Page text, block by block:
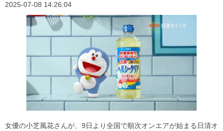
2025-07-08 14:26:04
女優の小芝風花さんが、9日より全国で順次オンエアが始まる日清オ